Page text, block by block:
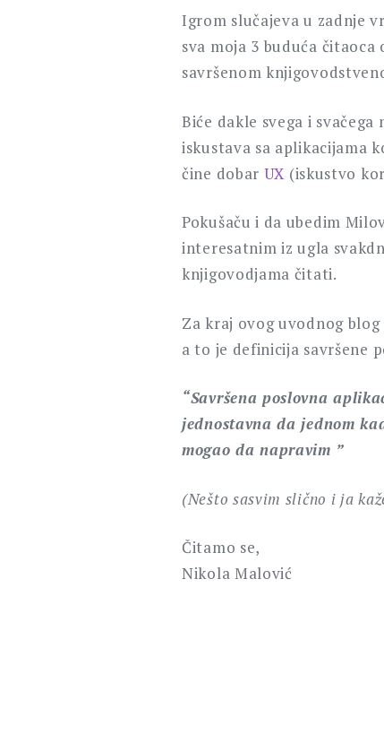
Igrom slučajeva u zadnje
sva moja 3 buduća
savršenom
Biće dakle svega i
iskustava sa aplikacijama
čine dobar UX (iskustvo
Pokušaču i da ubedim
interesatnim iz ugla
knjigovodjama čitati.
Za kraj ovog uvodnog
a to je definicija savršene
“Savršena poslovna
jednostavna da jednom
mogao da napravim ”
(Nešto sasvim slično i ja
Čitamo se,
Nikola Malović